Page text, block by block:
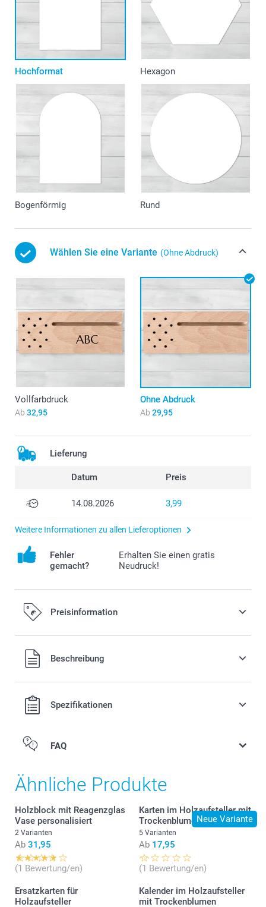
Hochformat Hexagon
Bogenförmig Rund
Wählen Sie eine Variante (Ohne Abdruck)
Vollfarbdruck
Ab 32,95
Ohne Abdruck
Ab 29,95
Lieferung
Datum Preis
14.08.2026 3,99
Weitere Informationen zu allen Lieferoptionen
Fehler
gemacht?
Erhalten Sie einen gratis
Neudruck!
Preisinformation
Alle Preise verstehen sich in EURO (€) inkl. MwSt. und zzgl.
Versandkosten.Beschreibung
Spezifikationen
FAQ
Ähnliche Produkte
Holzblock mit Reagenzglas
Vase personalisiert
2 Varianten
Ab 31,95
(1 Bewertung/en)
Neue Variante
Karten im Holzaufsteller mit
Trockenblumen
5 Varianten
Ab 17,95
(1 Bewertung/en)
Ersatzkarten für
Holzaufsteller
Kalender im Holzaufsteller
mit Trockenblumen